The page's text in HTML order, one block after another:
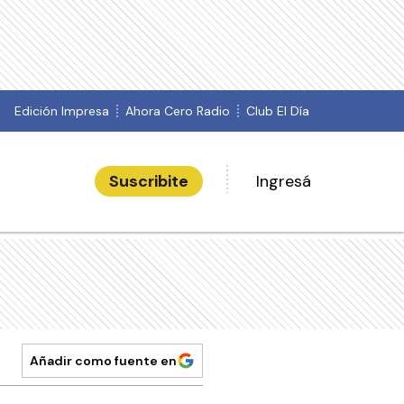
Edición Impresa Ahora Cero Radio Club El Día
Suscribite Ingresá
Añadir como fuente en